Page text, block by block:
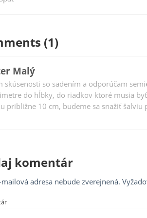
Post
(1)
Malý
skúsenosti so sadením a odporúčam
do hĺbky, do riadkov ktoré musia
približne 10 cm, budeme sa snažiť šalviu
komentár
mailová adresa nebude zverejnená.